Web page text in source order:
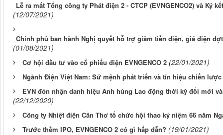
Lễ ra mắt Tổng công ty Phát điện 2 - CTCP (EVNGENCO2) và Ký
(12/07/2021)
Chính phủ ban hành Nghị quyết hỗ trợ giảm tiền điện, giá điện
(01/08/2021)
Cơ hội đầu tư vào cổ phiếu điện EVNGENCO 2 (22/01/2021)
Ngành Điện Việt Nam: Sứ mệnh phát triển và tín hiệu chiến lược
EVN đón nhận danh hiệu Anh hùng Lao động thời kỳ đổi mới
(22/12/2020)
Công ty Nhiệt điện Cần Thơ tổ chức hội thao kỷ niệm 66 năm
Trước thềm IPO, EVNGENCO 2 có gì hấp dẫn? (19/01/2021)